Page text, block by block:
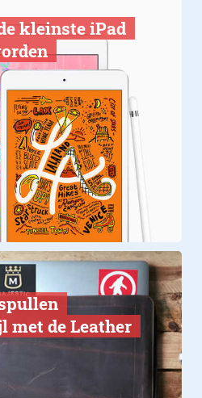
kleinste iPad
met de Leather